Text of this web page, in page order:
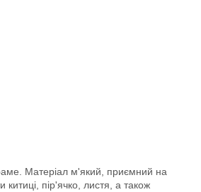
Матеріал м'який, приємний на
пір'ячко, листя, а також